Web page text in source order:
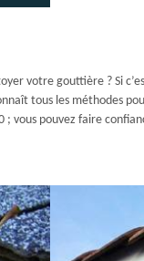
votre gouttière ? Si
tous les méthodes
; vous pouvez faire